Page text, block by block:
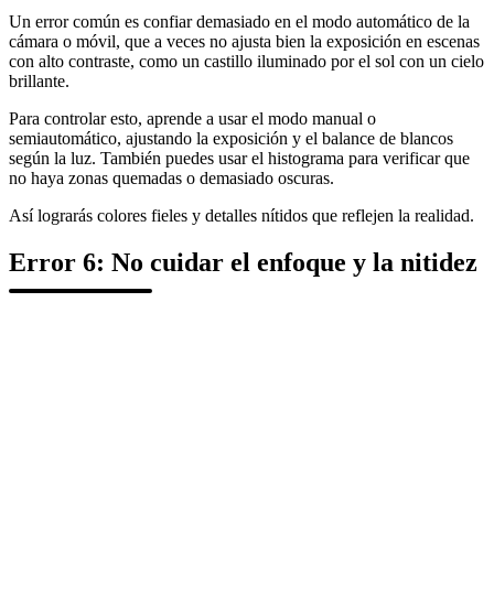
Un error común es confiar demasiado en el modo automático de la
cámara o móvil, que a veces no ajusta bien la exposición en escenas
con alto contraste, como un castillo iluminado por el sol con un cielo
brillante.
Para controlar esto, aprende a usar el modo manual o
semiautomático, ajustando la exposición y el balance de blancos
según la luz. También puedes usar el histograma para verificar que
no haya zonas quemadas o demasiado oscuras.
Así lograrás colores fieles y detalles nítidos que reflejen la realidad.
Error 6: No cuidar el enfoque y la nitidez